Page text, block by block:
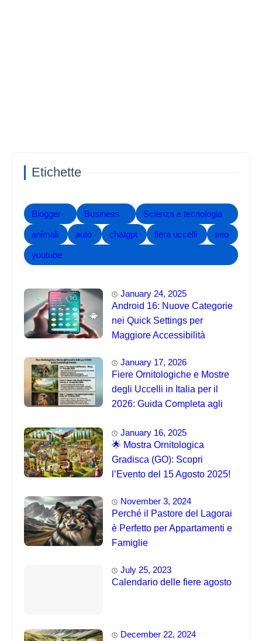
Etichette
Blogger Business Scienza e tecnologia
animali auto chatgpt fiera uccelli seo
youtube
January 24, 2025
Android 16: Nuove Categorie
nei Quick Settings per
Maggiore Accessibilità
January 17, 2026
Fiere Ornitologiche e Mostre
degli Uccelli in Italia per il
2026: Guida Completa agli
January 16, 2025
🌟 Mostra Ornitologica
Gradisca (GO): Scopri
l’Evento del 15 Agosto 2025!
November 3, 2024
Perché il Pastore del Lagorai
è Perfetto per Appartamenti e
Famiglie
July 25, 2023
Calendario delle fiere agosto
December 22, 2024